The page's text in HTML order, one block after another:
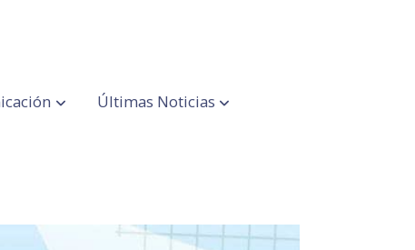
Últimas Noticias